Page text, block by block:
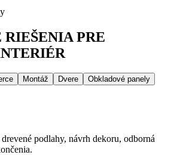
PRE
Montáž Dvere
Obkladové panely
podlahy, návrh dekoru, odborná